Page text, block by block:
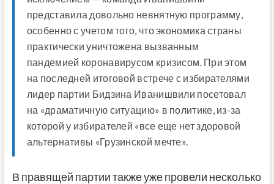
представила довольно невнятную программу,
особенно с учетом того, что экономика страны
практически уничтожена вызванным
пандемией коронавирусом кризисом. При этом
на последней итоговой встрече с избирателями
лидер партии Бидзина Иванишвили посетовал
на «драматичную ситуацию» в политике, из-за
которой у избирателей «все еще нет здоровой
альтернативы «Грузинской мечте».
В правящей партии также уже провели несколько